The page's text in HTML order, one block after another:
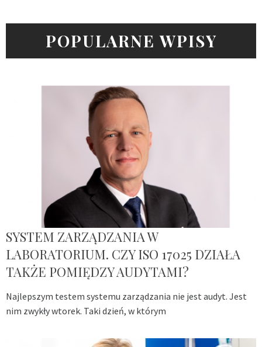
POPULARNE WPISY
SYSTEM ZARZĄDZANIA W
LABORATORIUM. CZY ISO 17025 DZIAŁA
TAKŻE POMIĘDZY AUDYTAMI?
Najlepszym testem systemu zarządzania nie jest audyt. Jest
nim zwykły wtorek. Taki dzień, w którym